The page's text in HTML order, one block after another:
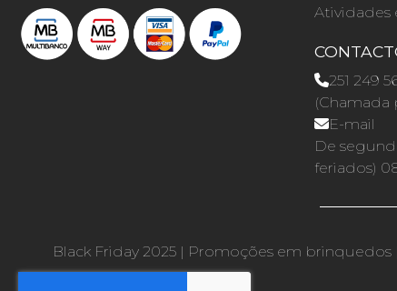
Atividades
251 249
(Chamada
E-mail
De
feriados)
Black Friday 2025 | Promoções em brinquedos